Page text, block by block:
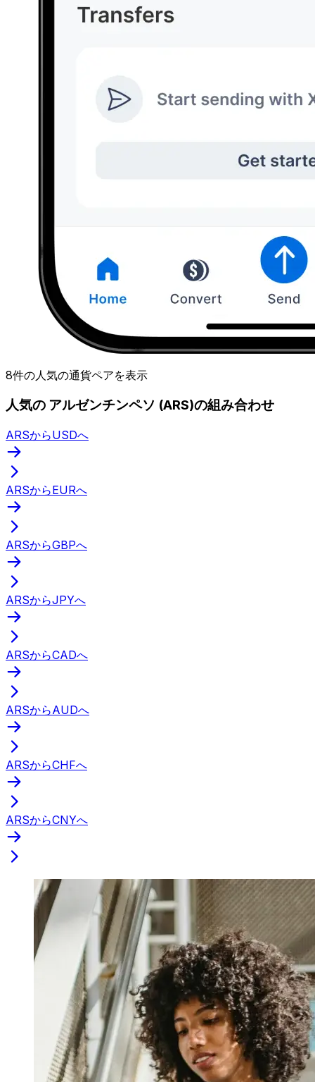
8件の人気の通貨ペアを表示
人気の アルゼンチンペソ (ARS)の組み合わせ
ARSからUSDへ
ARSからEURへ
ARSからGBPへ
ARSからJPYへ
ARSからCADへ
ARSからAUDへ
ARSからCHFへ
ARSからCNYへ